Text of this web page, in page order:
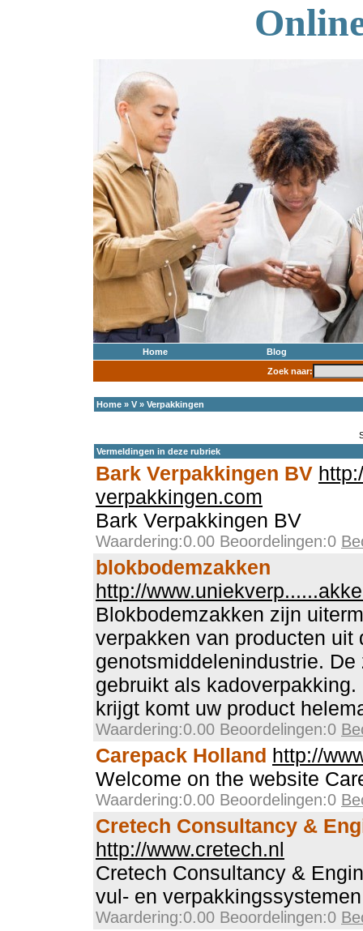
Home
Blog
Zoek naar:
Home » V » Verpakkingen
Vermeldingen in deze rubriek
Bark Verpakkingen BV
verpakkingen.com
Bark Verpakkingen BV
Waardering:0.00 Beoordelingen:0
blokbodemzakken
http://
Blokbodemzakken zijn
verpakken van producten uit
genotsmiddelenindustrie.
gebruikt als
krijgt komt uw product
Waardering:0.00 Beoordelingen:0
Carepack Holland http://
Welcome on the website
Waardering:0.00 Beoordelingen:0
Cretech Consultancy &
http://www.cretech.nl
Cretech Consultancy &
vul- en verpakkingssystemen
Waardering:0.00 Beoordelingen:0